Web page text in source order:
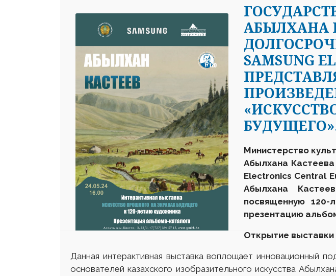
АБЫЛХАНА
SAMSUNG
Министерство
Абылхана Кастеева
Electronics Central
Абылхана
посвященную 120-
презентацию
Открытие выставки
Данная интерактивная выставка воплощает инновационный
основателей казахского изобразительного искусства